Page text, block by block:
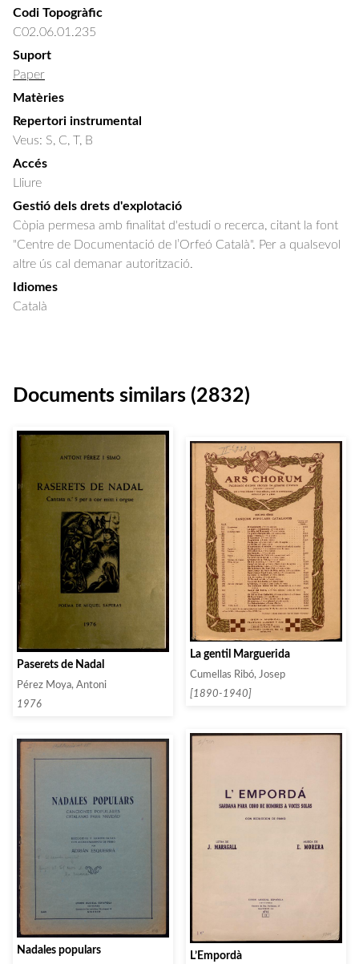
Codi Topogràfic
C02.06.01.235
Suport
Paper
Matèries
Repertori instrumental
Veus: S, C, T, B
Accés
Lliure
Gestió dels drets d'explotació
Còpia permesa amb finalitat d'estudi o recerca, citant la font
"Centre de Documentació de l’Orfeó Català". Per a qualsevol
altre ús cal demanar autorització.
Idiomes
Català
Documents similars (2832)
Paserets de Nadal
Pérez Moya, Antoni
1976
La gentil Marguerida
Cumellas Ribó, Josep
[1890-1940]
Nadales populars L’Empordà